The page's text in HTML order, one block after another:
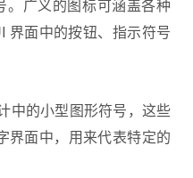
广义的图标可涵盖各种
界面中的按钮、指示符号
中的小型图形符号，这些
界面中，用来代表特定的